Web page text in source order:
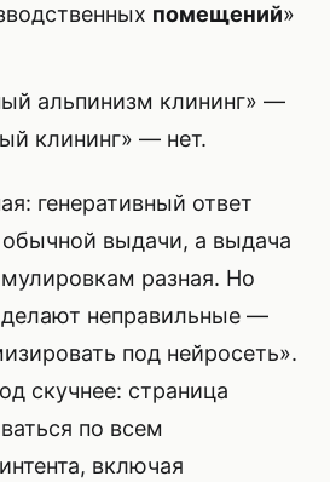
помещений»
альпинизм клининг» —
клининг» — нет.
генеративный ответ
обычной выдачи, а выдача
разная. Но
неправильные —
под нейросеть».
скучнее: страница
по всем
включая